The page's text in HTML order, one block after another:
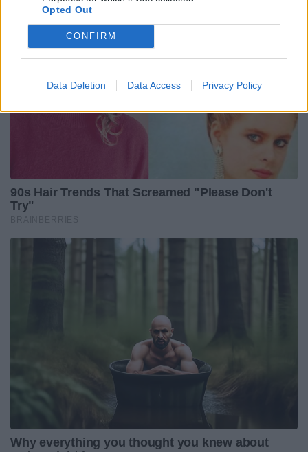
Opted Out
CONFIRM
Data Deletion Data Access Privacy Policy